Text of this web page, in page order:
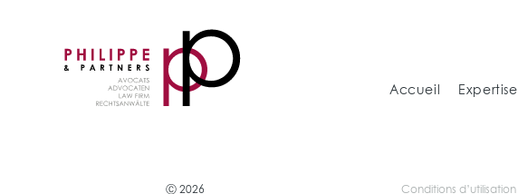
Accueil Expertise
Ⓒ 2026 Conditions d’utilisation